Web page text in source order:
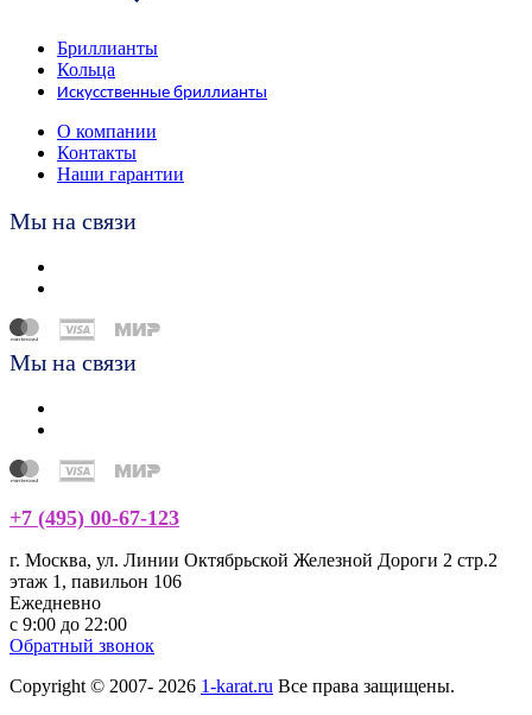
Бриллианты
Кольца
Искусственные бриллианты
О компании
Контакты
Наши гарантии
Мы на связи
Мы на связи
+7 (495) 00-67-123
г. Москва, ул. Линии Октябрьской Железной Дороги 2 стр.2
этаж 1, павильон 106
Ежедневно
с 9:00 до 22:00
Обратный звонок
Copyright © 2007- 2026 1-karat.ru Все права защищены.